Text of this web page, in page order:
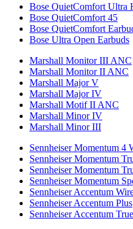
Bose QuietComfort Ultra
Bose QuietComfort 45
Bose QuietComfort
Bose Ultra Open Earbuds
Marshall Monitor III ANC
Marshall Monitor II ANC
Marshall Major V
Marshall Major IV
Marshall Motif II ANC
Marshall Minor IV
Marshall Minor III
Sennheiser Momentum 4
Sennheiser Momentum
Sennheiser Momentum
Sennheiser Momentum
Sennheiser Accentum
Sennheiser Accentum Plus
Sennheiser Accentum True